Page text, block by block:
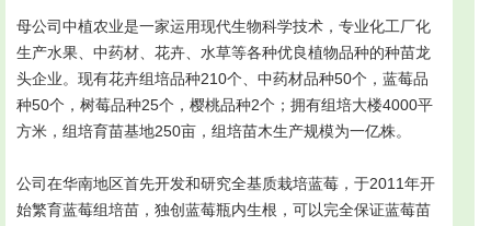
母公司中植农业是一家运用现代生物科学技术，专业化工厂化
生产水果、中药材、花卉、水草等各种优良植物品种的种苗龙
头企业。现有花卉组培品种210个、中药材品种50个，蓝莓品
种50个，树莓品种25个，樱桃品种2个；拥有组培大楼4000平
方米，组培育苗基地250亩，组培苗木生产规模为一亿株。
公司在华南地区首先开发和研究全基质栽培蓝莓，于2011年开
始繁育蓝莓组培苗，独创蓝莓瓶内生根，可以完全保证蓝莓苗